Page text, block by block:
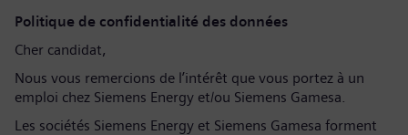
Politique de confidentialité des données
Cher candidat,
Nous vous remercions de l’intérêt que vous portez à un
emploi chez Siemens Energy et/ou Siemens Gamesa.
Les sociétés Siemens Energy et Siemens Gamesa forment